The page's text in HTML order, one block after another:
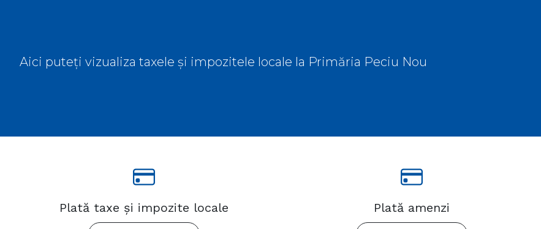
Aici puteți vizualiza taxele și impozitele locale la Primăria Peciu Nou
Plată taxe și impozite locale Plată amenzi